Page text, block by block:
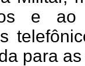
e
para